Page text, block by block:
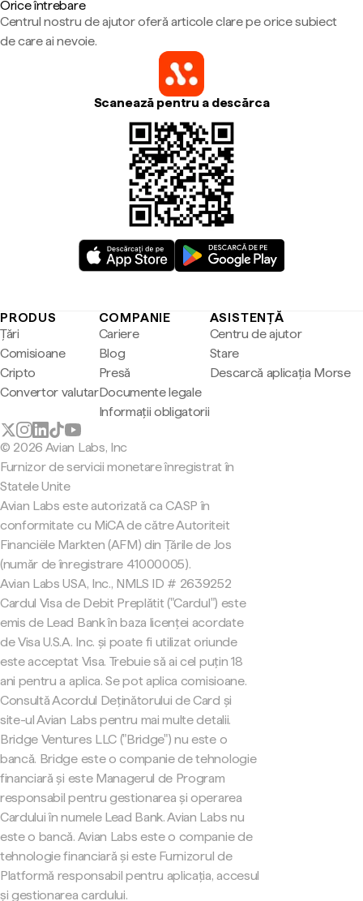
Orice întrebare
Centrul nostru de ajutor oferă articole clare pe orice subiect
de care ai nevoie.
Scanează pentru a descărca
PRODUS
Țări
Comisioane
Cripto
Convertor valutar
COMPANIE
Cariere
Blog
Presă
Documente legale
Informații obligatorii
ASISTENȚĂ
Centru de ajutor
Stare
Descarcă aplicația Morse
© 2026 Avian Labs, Inc
Furnizor de servicii monetare înregistrat în
Statele Unite
Avian Labs este autorizată ca CASP în
conformitate cu MiCA de către Autoriteit
Financiële Markten (AFM) din Țările de Jos
(număr de înregistrare 41000005).
Avian Labs USA, Inc., NMLS ID # 2639252
Cardul Visa de Debit Preplătit ("Cardul") este
emis de Lead Bank în baza licenței acordate
de Visa U.S.A. Inc. și poate fi utilizat oriunde
este acceptat Visa. Trebuie să ai cel puțin 18
ani pentru a aplica. Se pot aplica comisioane.
Consultă Acordul Deținătorului de Card și
site-ul Avian Labs pentru mai multe detalii.
Bridge Ventures LLC ("Bridge") nu este o
bancă. Bridge este o companie de tehnologie
financiară și este Managerul de Program
responsabil pentru gestionarea și operarea
Cardului în numele Lead Bank. Avian Labs nu
este o bancă. Avian Labs este o companie de
tehnologie financiară și este Furnizorul de
Platformă responsabil pentru aplicația, accesul
și gestionarea cardului.